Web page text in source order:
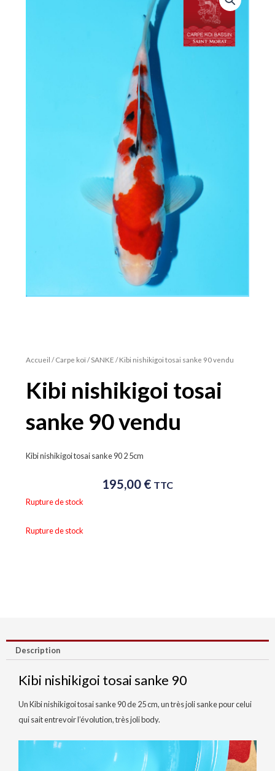
Accueil /Carpe koï/SANKE / Kibi nishikigoi tosai sanke 90 vendu
Kibi nishikigoi tosai
sanke 90 vendu
Kibi nishikigoi tosai sanke 90 2 5cm
195,00 € TTC
Rupture de stock
Rupture de stock
Description
Kibi nishikigoi tosai sanke 90
Un Kibi nishikigoi tosai sanke 90 de 25 cm, un très joli sanke pour celui
qui sait entrevoir l’évolution, très joli body.
Lecteur